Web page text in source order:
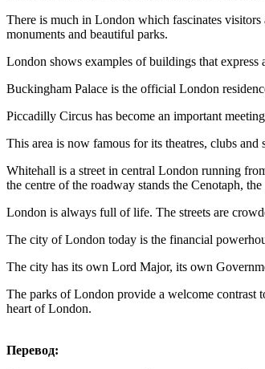
There is much in London which fascinates
monuments and beautiful parks.
London shows examples of buildings that express
Buckingham Palace is the official London
Piccadilly Circus has become an important
This area is now famous for its theatres, clubs and
Whitehall is a street in central London running
the centre of the roadway stands the Cenotaph,
London is always full of life. The streets are
The city of London today is the financial
The city has its own Lord Major, its own
The parks of London provide a welcome contrast
heart of London.
Перевод: